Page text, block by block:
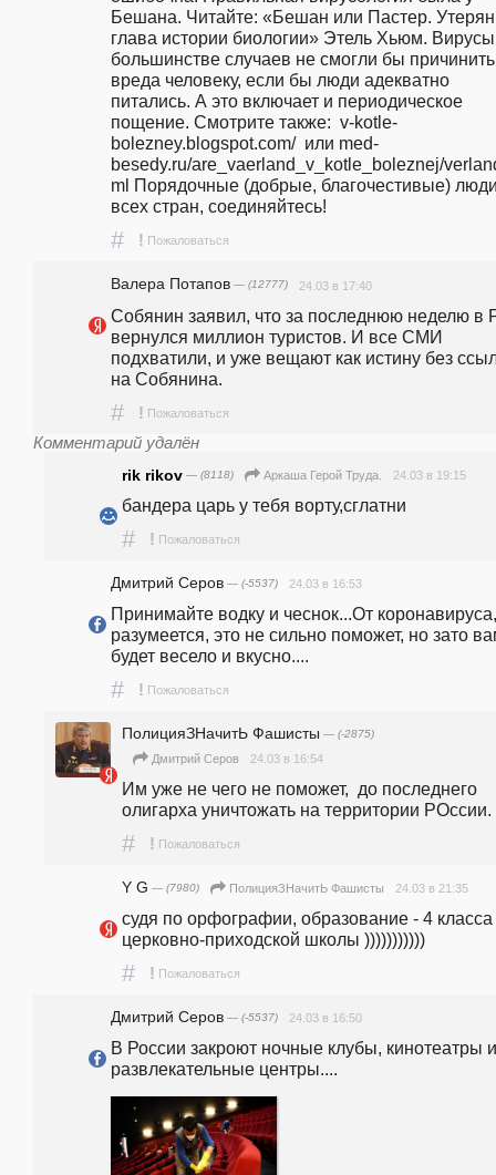
Бешана. Читайте: «Бешан или Пастер.
глава истории биологии» Этель Хьюм.
большинстве случаев не смогли бы причинить
вреда человеку, если бы люди адекватно
питались. А это включает и периодическое
пощение. Смотрите также:  v-kotle-
bolezney.blogspot.com/  или med-
besedy.ru/are_vaerland_v_kotle_boleznej/
ml Порядочные (добрые, благочестивые)
всех стран, соединяйтесь!
# ! Пожаловаться
Валера Потапов — (12777) 24.03 в 17:40
Собянин заявил, что за последнюю неделю в
вернулся миллион туристов. И все СМИ
подхватили, и уже вещают как истину без
на Собянина.
# ! Пожаловаться
Комментарий удалён
rik rikov — (8118) Аркаша Герой Труда. 24.03 в 19:15
бандера царь у тебя ворту,сглатни
# ! Пожаловаться
Дмитрий Серов — (-5537) 24.03 в 16:53
Принимайте водку и чеснок...От коронавируса,
разумеется, это не сильно поможет, но зато
будет весело и вкусно....
# ! Пожаловаться
ПолицияЗНачитЬ Фашисты — (-2875)
Дмитрий Серов 24.03 в 16:54
Им уже не чего не поможет,  до последнего
олигарха уничтожать на территории РОссии.
# ! Пожаловаться
Y G — (7980) ПолицияЗНачитЬ Фашисты 24.03 в 21:35
судя по орфографии, образование - 4 класса
церковно-приходской школы )))))))))))
# ! Пожаловаться
Дмитрий Серов — (-5537) 24.03 в 16:50
В России закроют ночные клубы, кинотеатры и
развлекательные центры....